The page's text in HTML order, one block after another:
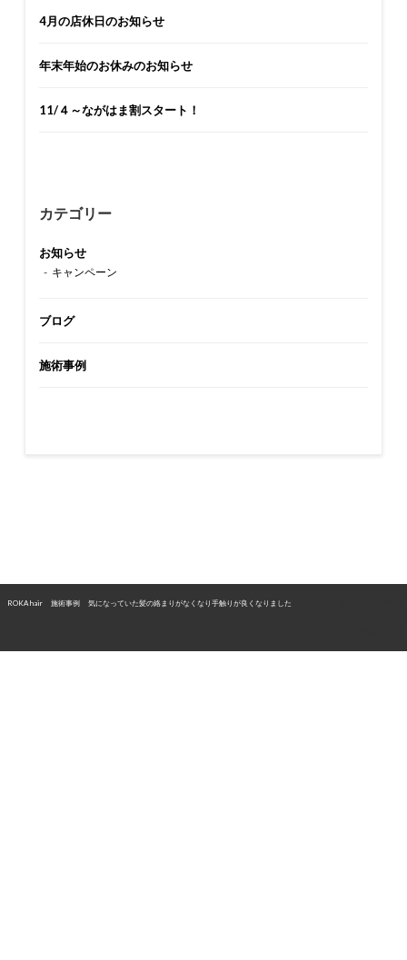
4月の店休日のお知らせ
年末年始のお休みのお知らせ
11/４～ながはま割スタート！
カテゴリー
お知らせ
キャンペーン
ブログ
施術事例
ROKA hair 施術事例 気になっていた髪の絡まりがなくなり手触りが良くなりました